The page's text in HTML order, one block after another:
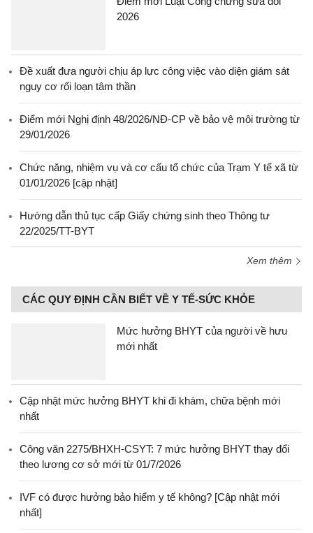
2026
Đề xuất đưa người chịu áp lực công việc vào diện giám sát
nguy cơ rối loạn tâm thần
Điểm mới Nghị định 48/2026/NĐ-CP về bảo vệ môi trường từ
29/01/2026
Chức năng, nhiệm vụ và cơ cấu tổ chức của Trạm Y tế xã từ
01/01/2026 [cập nhật]
Hướng dẫn thủ tục cấp Giấy chứng sinh theo Thông tư
22/2025/TT-BYT
Xem thêm
CÁC QUY ĐỊNH CẦN BIẾT VỀ Y TẾ-SỨC KHỎE
Mức hưởng BHYT của người về hưu
mới nhất
Cập nhật mức hưởng BHYT khi đi khám, chữa bệnh mới
nhất
Công văn 2275/BHXH-CSYT: 7 mức hưởng BHYT thay đổi
theo lương cơ sở mới từ 01/7/2026
IVF có được hưởng bảo hiểm y tế không? [Cập nhật mới
nhất]